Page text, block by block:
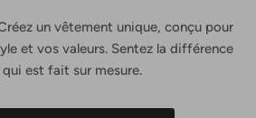
un vêtement unique, conçu pour
et vos valeurs. Sentez la différence
est fait sur mesure.